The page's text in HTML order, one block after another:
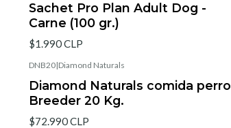
Sachet Pro Plan Adult Dog -
Carne (100 gr.)
$1.990 CLP
DNB20|Diamond Naturals
Diamond Naturals comida perro
Breeder 20 Kg.
$72.990 CLP